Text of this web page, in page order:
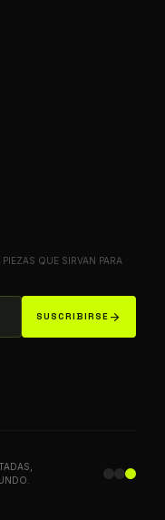
QUE SIRVAN PARA
SUSCRIBIRSE arrow_forward